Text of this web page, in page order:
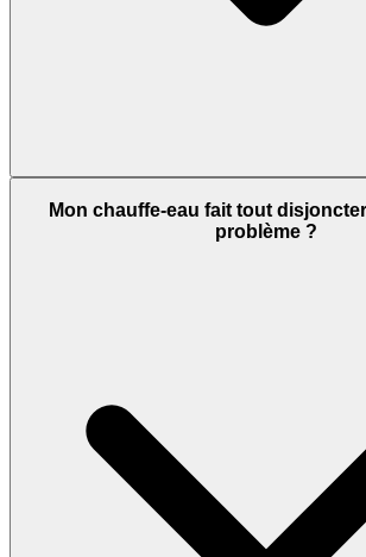
Mon chauffe-eau fait tout
problème ?